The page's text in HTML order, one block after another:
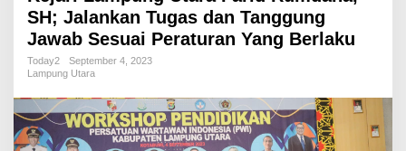
a
r
p
u
SH; Jalankan Tugas dan Tanggung
Jawab Sesuai Peraturan Yang Berlaku
Today2
September 4, 2023
Lampung Utara